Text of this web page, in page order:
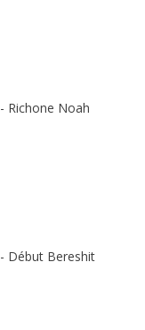
Richone Noah
Début Bereshit